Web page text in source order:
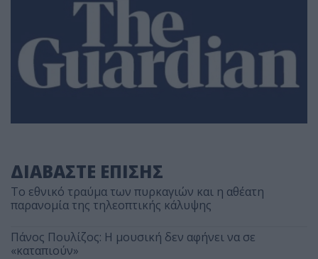
ΔΙΑΒΑΣΤΕ ΕΠΙΣΗΣ
Το εθνικό τραύμα των πυρκαγιών και η αθέατη
παρανομία της τηλεοπτικής κάλυψης
Πάνος Πουλίζος: Η μουσική δεν αφήνει να σε
«καταπιούν»